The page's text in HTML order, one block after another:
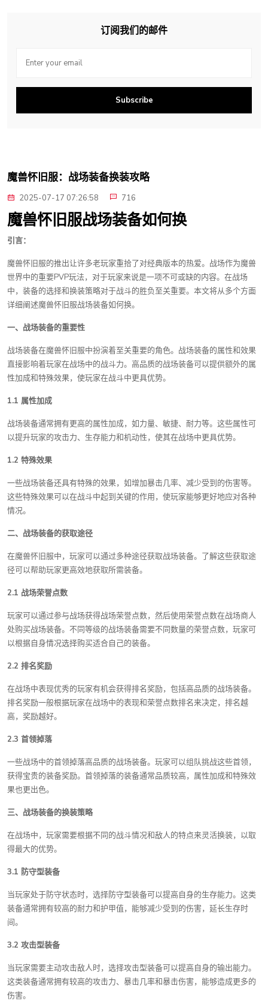
订阅我们的邮件
Subscribe
魔兽怀旧服：战场装备换装攻略
2025-07-17 07:26:58 716
魔兽怀旧服战场装备如何换
引言：
魔兽怀旧服的推出让许多老玩家重拾了对经典版本的热爱。战场作为魔兽
世界中的重要PVP玩法，对于玩家来说是一项不可或缺的内容。在战场
中，装备的选择和换装策略对于战斗的胜负至关重要。本文将从多个方面
详细阐述魔兽怀旧服战场装备如何换。
一、战场装备的重要性
战场装备在魔兽怀旧服中扮演着至关重要的角色。战场装备的属性和效果
直接影响着玩家在战场中的战斗力。高品质的战场装备可以提供额外的属
性加成和特殊效果，使玩家在战斗中更具优势。
1.1 属性加成
战场装备通常拥有更高的属性加成，如力量、敏捷、耐力等。这些属性可
以提升玩家的攻击力、生存能力和机动性，使其在战场中更具优势。
1.2 特殊效果
一些战场装备还具有特殊的效果，如增加暴击几率、减少受到的伤害等。
这些特殊效果可以在战斗中起到关键的作用，使玩家能够更好地应对各种
情况。
二、战场装备的获取途径
在魔兽怀旧服中，玩家可以通过多种途径获取战场装备。了解这些获取途
径可以帮助玩家更高效地获取所需装备。
2.1 战场荣誉点数
玩家可以通过参与战场获得战场荣誉点数，然后使用荣誉点数在战场商人
处购买战场装备。不同等级的战场装备需要不同数量的荣誉点数，玩家可
以根据自身情况选择购买适合自己的装备。
2.2 排名奖励
在战场中表现优秀的玩家有机会获得排名奖励，包括高品质的战场装备。
排名奖励一般根据玩家在战场中的表现和荣誉点数排名来决定，排名越
高，奖励越好。
2.3 首领掉落
一些战场中的首领掉落高品质的战场装备。玩家可以组队挑战这些首领，
获得宝贵的装备奖励。首领掉落的装备通常品质较高，属性加成和特殊效
果也更出色。
三、战场装备的换装策略
在战场中，玩家需要根据不同的战斗情况和敌人的特点来灵活换装，以取
得最大的优势。
3.1 防守型装备
当玩家处于防守状态时，选择防守型装备可以提高自身的生存能力。这类
装备通常拥有较高的耐力和护甲值，能够减少受到的伤害，延长生存时
间。
3.2 攻击型装备
当玩家需要主动攻击敌人时，选择攻击型装备可以提高自身的输出能力。
这类装备通常拥有较高的攻击力、暴击几率和暴击伤害，能够造成更多的
伤害。